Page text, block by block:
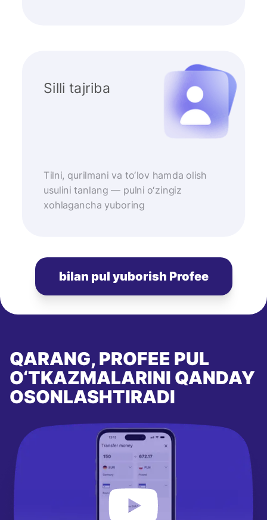
Silli tajriba
Tilni, qurilmani va to‘lov hamda olish
usulini tanlang — pulni o‘zingiz
xohlagancha yuboring
bilan pul yuborish Profee
QARANG, PROFEE PUL
O‘TKAZMALARINI QANDAY
OSONLASHTIRADI